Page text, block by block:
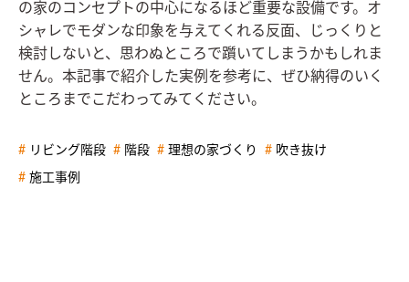
の家のコンセプトの中心になるほど重要な設備です。オ
シャレでモダンな印象を与えてくれる反面、じっくりと
検討しないと、思わぬところで躓いてしまうかもしれま
せん。本記事で紹介した実例を参考に、ぜひ納得のいく
ところまでこだわってみてください。
リビング階段 階段 理想の家づくり 吹き抜け
施工事例